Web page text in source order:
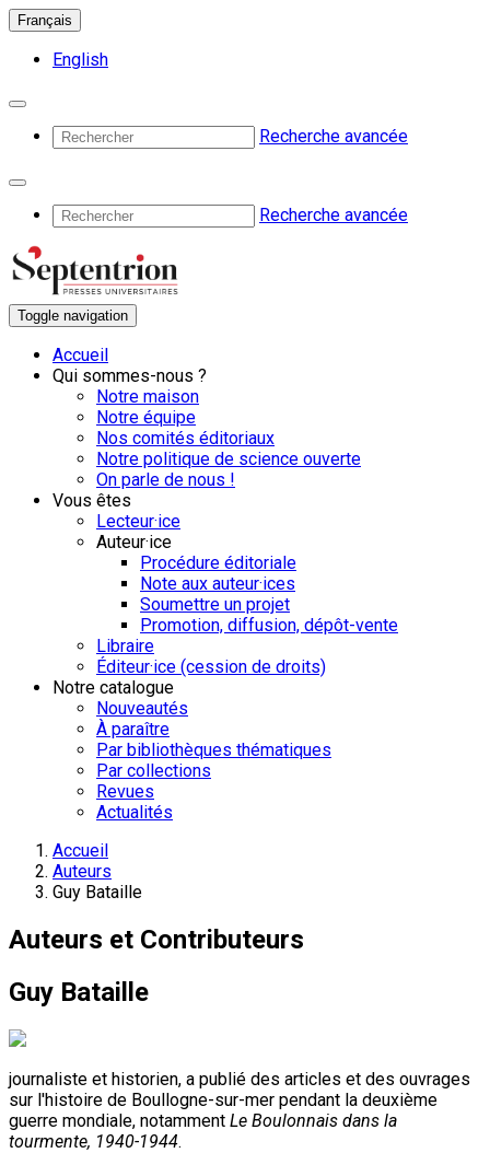
Français
English
Recherche avancée
Recherche avancée
Toggle navigation
Accueil
Qui sommes-nous ?
Notre maison
Notre équipe
Nos comités éditoriaux
Notre politique de science ouverte
On parle de nous !
Vous êtes
Lecteur·ice
Auteur·ice
Procédure éditoriale
Note aux auteur·ices
Soumettre un projet
Promotion, diffusion, dépôt-vente
Libraire
Éditeur·ice (cession de droits)
Notre catalogue
Nouveautés
À paraître
Par bibliothèques thématiques
Par collections
Revues
Actualités
Accueil
Auteurs
Guy Bataille
Auteurs et Contributeurs
Guy Bataille
journaliste et historien, a publié des articles et des ouvrages
sur l'histoire de Boullogne-sur-mer pendant la deuxième
guerre mondiale, notamment Le Boulonnais dans la
tourmente, 1940-1944.